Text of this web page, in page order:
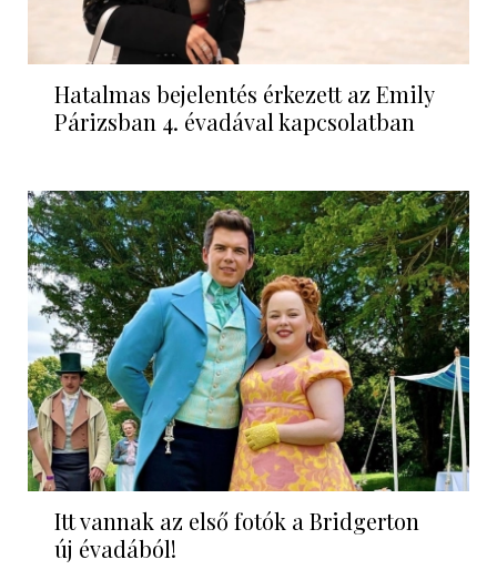
Hatalmas bejelentés érkezett az Emily
Párizsban 4. évadával kapcsolatban
Itt vannak az első fotók a Bridgerton
új évadából!